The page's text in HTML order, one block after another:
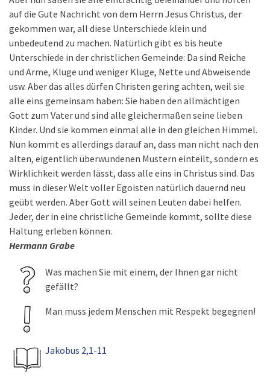
auf die Gute Nachricht von dem Herrn Jesus Christus, der
gekommen war, all diese Unterschiede klein und
unbedeutend zu machen. Natürlich gibt es bis heute
Unterschiede in der christlichen Gemeinde: Da sind Reiche
und Arme, Kluge und weniger Kluge, Nette und Abweisende
usw. Aber das alles dürfen Christen gering achten, weil sie
alle eins gemeinsam haben: Sie haben den allmächtigen
Gott zum Vater und sind alle gleichermaßen seine lieben
Kinder. Und sie kommen einmal alle in den gleichen Himmel.
Nun kommt es allerdings darauf an, dass man nicht nach den
alten, eigentlich überwundenen Mustern einteilt, sondern es
Wirklichkeit werden lässt, dass alle eins in Christus sind. Das
muss in dieser Welt voller Egoisten natürlich dauernd neu
geübt werden. Aber Gott will seinen Leuten dabei helfen.
Jeder, der in eine christliche Gemeinde kommt, sollte diese
Haltung erleben können.
Hermann Grabe
Was machen Sie mit einem, der Ihnen gar nicht
gefällt?
Man muss jedem Menschen mit Respekt begegnen!
Jakobus 2,1-11